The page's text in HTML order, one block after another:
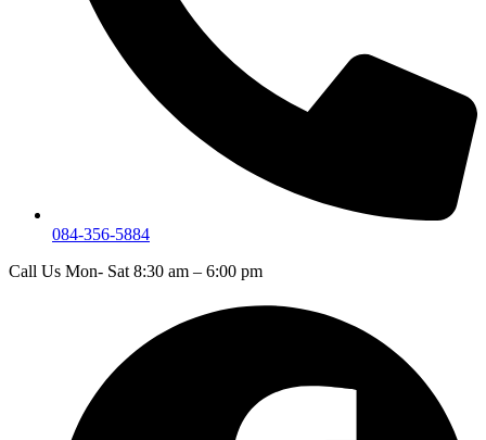
084-356-5884
Call Us Mon- Sat 8:30 am – 6:00 pm